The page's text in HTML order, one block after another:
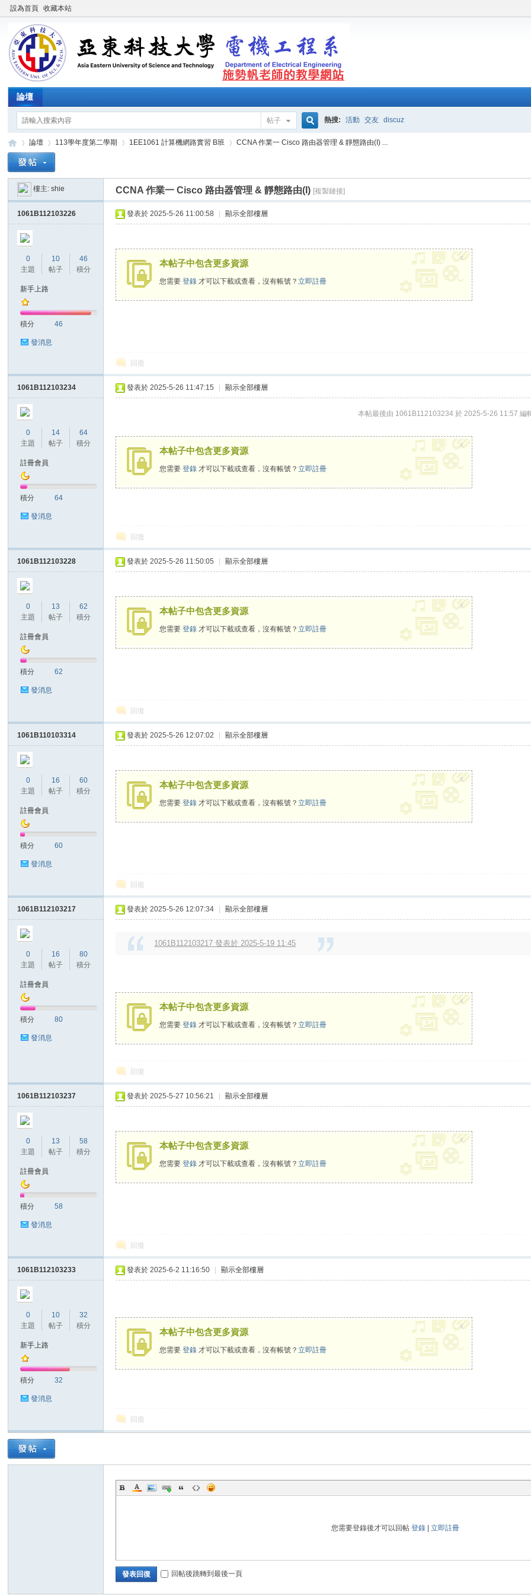
設為首頁 收藏本站
論壇
帖子
搜
索
熱搜: 活動 交友 discuz
老
»
論壇
›
113學年度第二學期
›
1EE1061 計算機網路實習 B班
›
CCNA 作業一 Cisco 路由器管理 & 靜態路由(I) ...
樓主:shie CCNA 作業一 Cisco 路由器管理 & 靜態路由(I) [複製鏈接]
1061B112103226
0
主題
10
帖子
46
積分
新手上路
積分 46
發消息
發表於 2025-5-26 11:00:58 顯示全部樓層
本帖子中包含更多資源
您需要登錄 才可以下載或查看，沒有帳號？立即註冊
x
回復
1061B112103234
0
主題
14
帖子
64
積分
註冊會員
積分 64
發消息
發表於 2025-5-26 11:47:15 顯示全部樓層
本帖最後由 1061B112103234 於 2025-5-26 11:57 編
本帖子中包含更多資源
您需要登錄 才可以下載或查看，沒有帳號？立即註冊
x
回復
1061B112103228
0
主題
13
帖子
62
積分
註冊會員
積分 62
發消息
發表於 2025-5-26 11:50:05 顯示全部樓層
本帖子中包含更多資源
您需要登錄 才可以下載或查看，沒有帳號？立即註冊
x
回復
1061B110103314
0
主題
16
帖子
60
積分
註冊會員
積分 60
發消息
發表於 2025-5-26 12:07:02 顯示全部樓層
本帖子中包含更多資源
您需要登錄 才可以下載或查看，沒有帳號？立即註冊
x
回復
1061B112103217
0
主題
16
帖子
80
積分
註冊會員
積分 80
發消息
發表於 2025-5-26 12:07:34 顯示全部樓層
1061B112103217 發表於 2025-5-19 11:45
本帖子中包含更多資源
您需要登錄 才可以下載或查看，沒有帳號？立即註冊
x
回復
1061B112103237
0
主題
13
帖子
58
積分
註冊會員
積分 58
發消息
發表於 2025-5-27 10:56:21 顯示全部樓層
本帖子中包含更多資源
您需要登錄 才可以下載或查看，沒有帳號？立即註冊
x
回復
1061B112103233
0
主題
10
帖子
32
積分
新手上路
積分 32
發消息
發表於 2025-6-2 11:16:50 顯示全部樓層
本帖子中包含更多資源
您需要登錄 才可以下載或查看，沒有帳號？立即註冊
x
回復
您需要登錄後才可以回帖登錄 |立即註冊
發表回復 回帖後跳轉到最後一頁